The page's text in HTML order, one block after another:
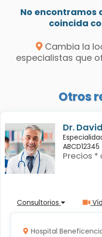
No encontramos
coincida
Cambia la
especialistas que
Otros
Dr.
ABCD12345
Precios *
Consultorios
Hospital